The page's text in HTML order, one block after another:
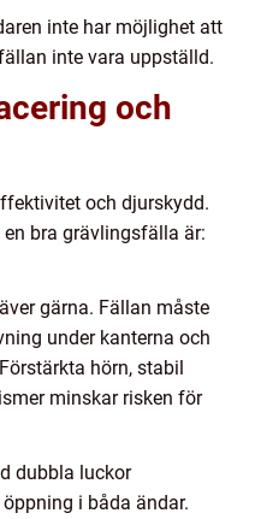
inte har möjlighet att
inte vara uppställd.
och
och djurskydd.
bra grävlingsfälla är:
gärna. Fällan måste
under kanterna och
hörn, stabil
minskar risken för
dubbla luckor
i båda ändar.